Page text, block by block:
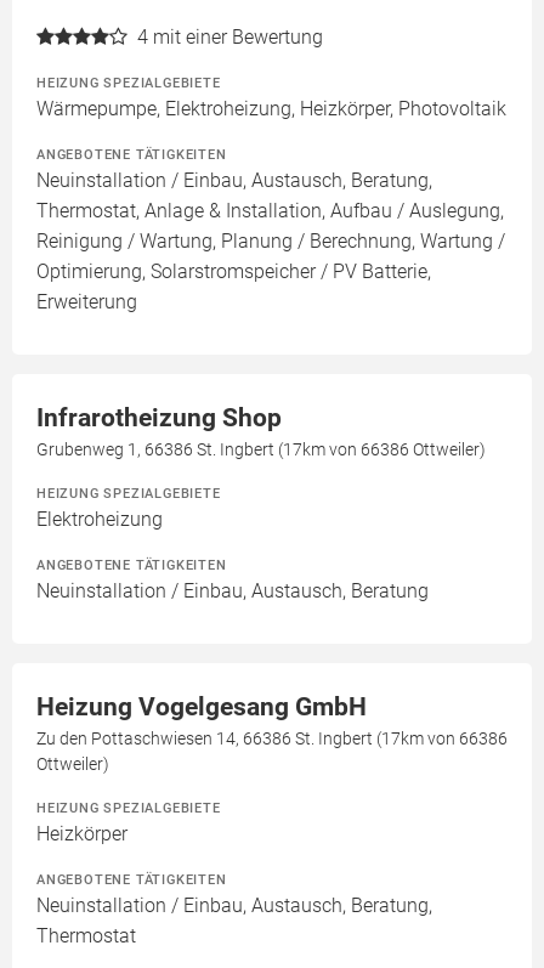
4 mit einer Bewertung
HEIZUNG SPEZIALGEBIETE
Wärmepumpe, Elektroheizung, Heizkörper, Photovoltaik
ANGEBOTENE TÄTIGKEITEN
Neuinstallation / Einbau, Austausch, Beratung,
Thermostat, Anlage & Installation, Aufbau / Auslegung,
Reinigung / Wartung, Planung / Berechnung, Wartung /
Optimierung, Solarstromspeicher / PV Batterie,
Erweiterung
Infrarotheizung Shop
Grubenweg 1, 66386 St. Ingbert (17km von 66386 Ottweiler)
HEIZUNG SPEZIALGEBIETE
Elektroheizung
ANGEBOTENE TÄTIGKEITEN
Neuinstallation / Einbau, Austausch, Beratung
Heizung Vogelgesang GmbH
Zu den Pottaschwiesen 14, 66386 St. Ingbert (17km von 66386
Ottweiler)
HEIZUNG SPEZIALGEBIETE
Heizkörper
ANGEBOTENE TÄTIGKEITEN
Neuinstallation / Einbau, Austausch, Beratung,
Thermostat